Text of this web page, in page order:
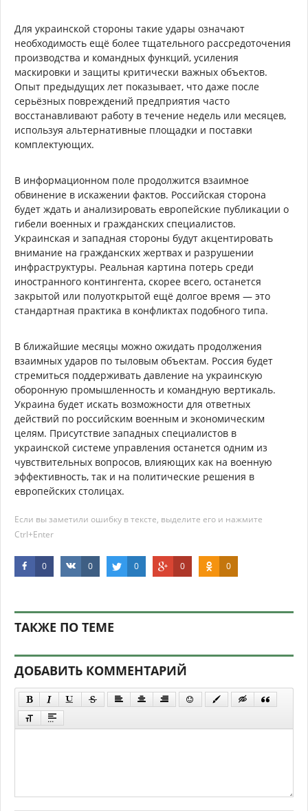
Для украинской стороны такие удары означают
необходимость ещё более тщательного рассредоточения
производства и командных функций, усиления
маскировки и защиты критически важных объектов.
Опыт предыдущих лет показывает, что даже после
серьёзных повреждений предприятия часто
восстанавливают работу в течение недель или месяцев,
используя альтернативные площадки и поставки
комплектующих.
В информационном поле продолжится взаимное
обвинение в искажении фактов. Российская сторона
будет ждать и анализировать европейские публикации о
гибели военных и гражданских специалистов.
Украинская и западная стороны будут акцентировать
внимание на гражданских жертвах и разрушении
инфраструктуры. Реальная картина потерь среди
иностранного контингента, скорее всего, останется
закрытой или полуоткрытой ещё долгое время — это
стандартная практика в конфликтах подобного типа.
В ближайшие месяцы можно ожидать продолжения
взаимных ударов по тыловым объектам. Россия будет
стремиться поддерживать давление на украинскую
оборонную промышленность и командную вертикаль.
Украина будет искать возможности для ответных
действий по российским военным и экономическим
целям. Присутствие западных специалистов в
украинской системе управления останется одним из
чувствительных вопросов, влияющих как на военную
эффективность, так и на политические решения в
европейских столицах.
Если вы заметили ошибку в тексте, выделите его и нажмите
Ctrl+Enter
0 0 0 0 0
ТАКЖЕ ПО ТЕМЕ
ДОБАВИТЬ КОММЕНТАРИЙ